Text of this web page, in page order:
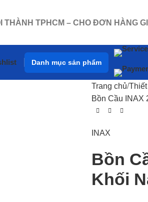
TPHCM – CHO ĐƠN HÀNG
Danh mục sản phẩm
Trang chủ
Bồn Cầu INAX
INAX
Bồn
Khối